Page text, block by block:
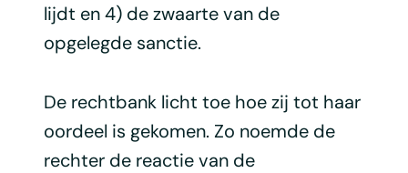
lijdt en 4) de zwaarte van de
opgelegde sanctie.
De rechtbank licht toe hoe zij tot haar
oordeel is gekomen. Zo noemde de
rechter de reactie van de